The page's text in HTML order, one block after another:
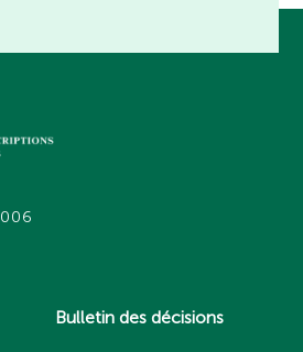
Bulletin des décisions